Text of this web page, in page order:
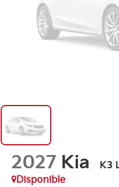
2027 Kia
K3
Disponible